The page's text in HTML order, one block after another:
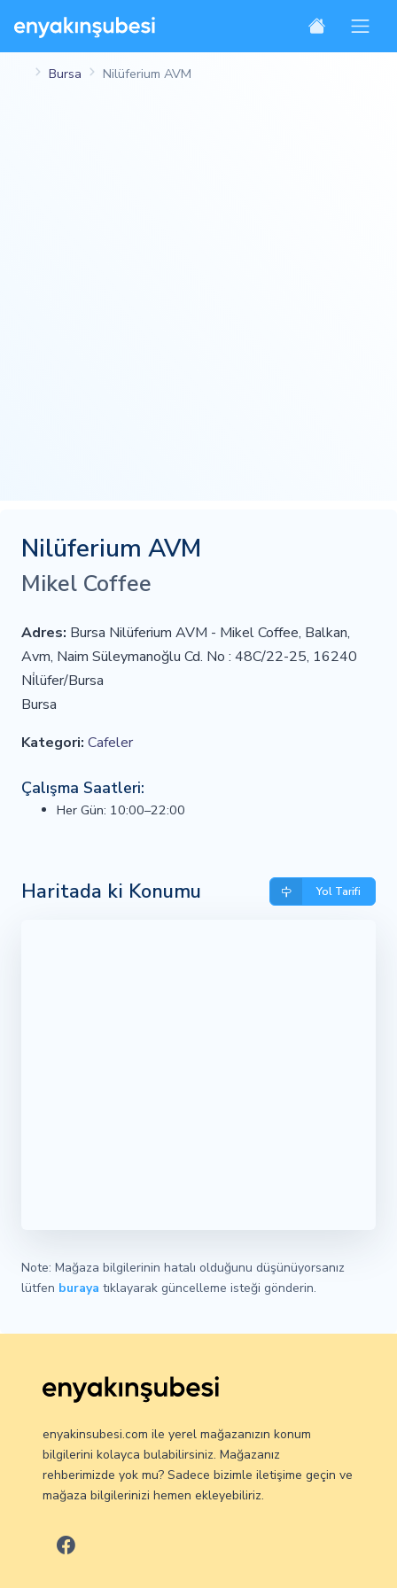
Bursa Nilüferium AVM
Nilüferium AVM
Mikel Coffee
Adres: Bursa Nilüferium AVM - Mikel Coffee, Balkan,
Avm, Naim Süleymanoğlu Cd. No : 48C/22-25, 16240
Ni̇lüfer/Bursa
Bursa
Kategori: Cafeler
Çalışma Saatleri:
Her Gün: 10:00–22:00
Haritada ki Konumu Yol Tarifi
Note: Mağaza bilgilerinin hatalı olduğunu düşünüyorsanız
lütfen buraya tıklayarak güncelleme isteği gönderin.
enyakinsubesi.com ile yerel mağazanızın konum
bilgilerini kolayca bulabilirsiniz. Mağazanız
rehberimizde yok mu? Sadece bizimle iletişime geçin ve
mağaza bilgilerinizi hemen ekleyebiliriz.